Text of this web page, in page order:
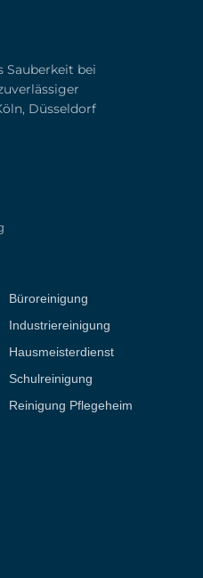
Sauberkeit bei
Düsseldorf
Büroreinigung
Industriereinigung
Hausmeisterdienst
Schulreinigung
Reinigung Pflegeheim